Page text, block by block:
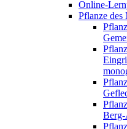
Online-
Pflanze des
Berg-